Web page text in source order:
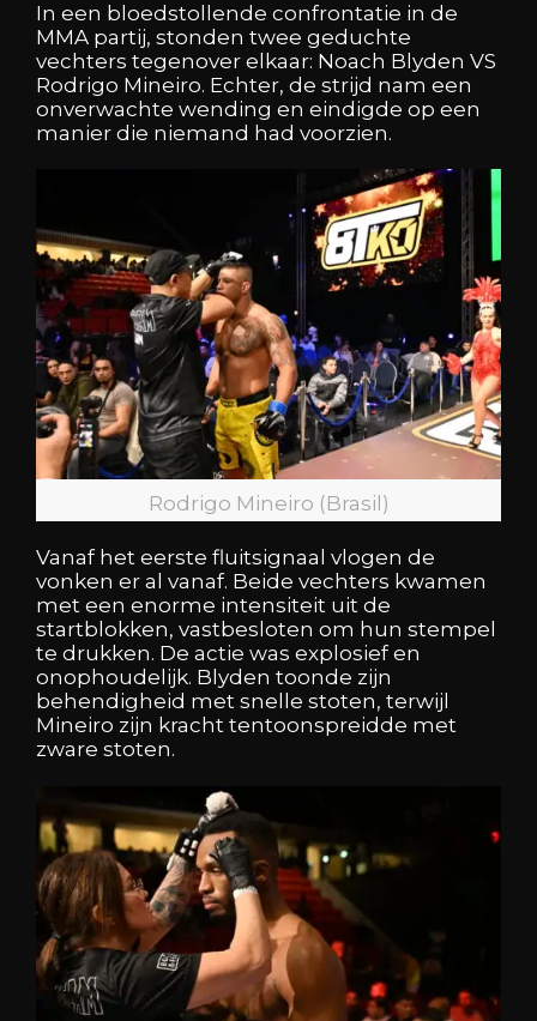
In een bloedstollende confrontatie in de
MMA partij, stonden twee geduchte
vechters tegenover elkaar: Noach Blyden VS
Rodrigo Mineiro. Echter, de strijd nam een
onverwachte wending en eindigde op een
manier die niemand had voorzien.
Rodrigo Mineiro (Brasil)
Vanaf het eerste fluitsignaal vlogen de
vonken er al vanaf. Beide vechters kwamen
met een enorme intensiteit uit de
startblokken, vastbesloten om hun stempel
te drukken. De actie was explosief en
onophoudelijk. Blyden toonde zijn
behendigheid met snelle stoten, terwijl
Mineiro zijn kracht tentoonspreidde met
zware stoten.